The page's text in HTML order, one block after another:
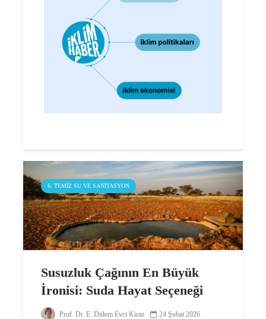
6. TEMIZ SU VE SANITASYON
Susuzluk Çağının En Büyük
İronisi: Suda Hayat Seçeneği
Prof. Dr. E. Didem Evci Kiraz 24 Şubat 2026